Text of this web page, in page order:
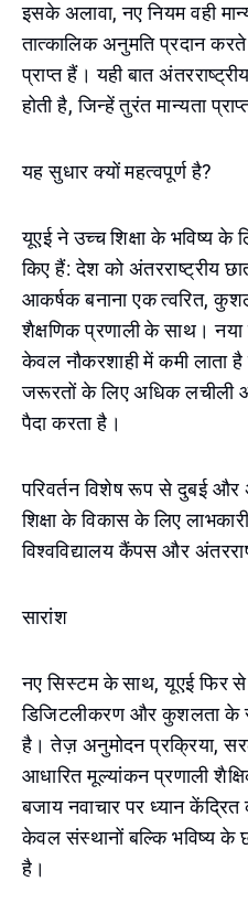
इसके अलावा, नए नियम वही
तात्कालिक अनुमति प्रदान
प्राप्त हैं। यही बात
होती है, जिन्हें तुरंत मान्यता
यह सुधार क्यों महत्वपूर्ण है?
यूएई ने उच्च शिक्षा के भविष्य के
किए हैं: देश को अंतरराष्ट्रीय
आकर्षक बनाना एक त्वरित,
शैक्षणिक प्रणाली के साथ।
केवल नौकरशाही में कमी लाता
जरूरतों के लिए अधिक लचीली
पैदा करता है।
परिवर्तन विशेष रूप से दुबई
शिक्षा के विकास के लिए
विश्वविद्यालय कैंपस और
सारांश
नए सिस्टम के साथ, यूएई फिर से
डिजिटलीकरण और कुशलता के
है। तेज़ अनुमोदन प्रक्रिया,
आधारित मूल्यांकन प्रणाली
बजाय नवाचार पर ध्यान
केवल संस्थानों बल्कि भविष्य के
है।